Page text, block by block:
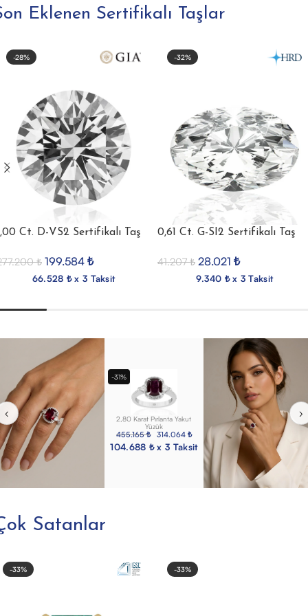
Eklenen Sertifikalı Taşlar
-28%
Ct. D-VS2 Sertifikalı Taş
₺ 199.584 ₺
66.528 ₺ x 3 Taksit
-32%
0,61 Ct. G-SI2 Sertifikalı Taş
41.207₺ 28.021 ₺
9.340 ₺ x 3 Taksit
-31%
2,80 Karat Pırlanta Yakut
Yüzük
455.165₺ 314.064 ₺
104.688 ₺ x 3 Taksit
‹ ›
Satanlar
-33% -33%